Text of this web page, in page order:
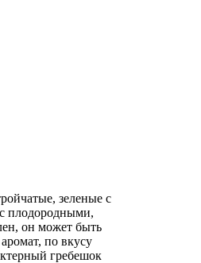
зеленые с
плодородными,
он может быть
по вкусу
гребешок